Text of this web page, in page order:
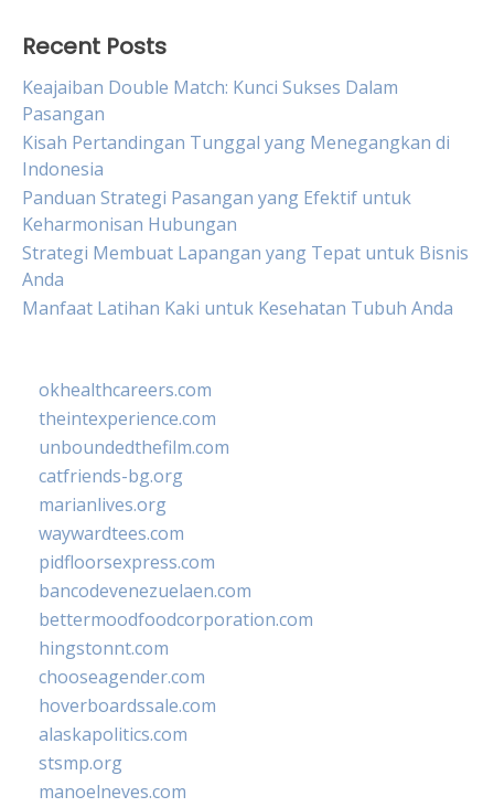
Recent Posts
Keajaiban Double Match: Kunci Sukses Dalam
Pasangan
Kisah Pertandingan Tunggal yang Menegangkan di
Indonesia
Panduan Strategi Pasangan yang Efektif untuk
Keharmonisan Hubungan
Strategi Membuat Lapangan yang Tepat untuk Bisnis
Anda
Manfaat Latihan Kaki untuk Kesehatan Tubuh Anda
okhealthcareers.com
theintexperience.com
unboundedthefilm.com
catfriends-bg.org
marianlives.org
waywardtees.com
pidfloorsexpress.com
bancodevenezuelaen.com
bettermoodfoodcorporation.com
hingstonnt.com
chooseagender.com
hoverboardssale.com
alaskapolitics.com
stsmp.org
manoelneves.com